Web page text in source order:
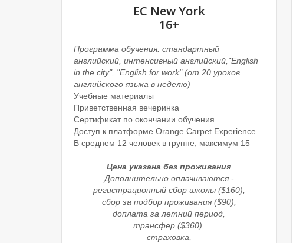
EC New York
16+
Программа обучения: стандартный
английский, интенсивный английский,"English
in the city", "English for work" (от 20 уроков
английского языка в неделю)
Учебные материалы
Приветственная вечеринка
Сертификат по окончании обучения
Доступ к платформе Orange Carpet Experience
В среднем 12 человек в группе, максимум 15
Цена указана без проживания
Дополнительно оплачиваются -
регистрационный сбор школы ($160),
сбор за подбор проживания ($90),
доплата за летний период,
трансфер ($360),
страховка,